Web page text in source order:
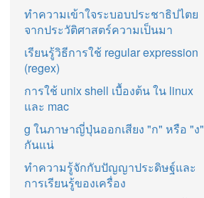
ทำความเข้าใจระบอบประชาธิปไตย
จากประวัติศาสตร์ความเป็นมา
เรียนรู้วิธีการใช้ regular expression
(regex)
การใช้ unix shell เบื้องต้น ใน linux
และ mac
g ในภาษาญี่ปุ่นออกเสียง "ก" หรือ "ง"
กันแน่
ทำความรู้จักกับปัญญาประดิษฐ์และ
การเรียนรู้ของเครื่อง